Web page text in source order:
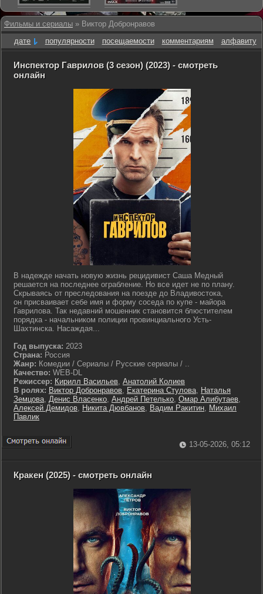
Фильмы и сериалы » Виктор Добронравов
дате
популярности посещаемости комментариям алфавиту
Инспектор Гаврилов (3 сезон) (2023) - смотреть
онлайн
В надежде начать новую жизнь рецидивист Саша Медный
решается на последнее ограбление. Но все идет не по плану.
Скрываясь от преследования на поезде до Владивостока,
он присваивает себе имя и форму соседа по купе - майора
Гаврилова. Так недавний мошенник становится блюстителем
порядка - начальником полиции провинциального Усть-
Шахтинска. Насаждая...
Год выпуска: 2023
Страна: Россия
Жанр: Комедии / Сериалы / Русские сериалы / ..
Качество: WEB-DL
Режиссер: Кирилл Васильев, Анатолий Колиев
В ролях: Виктор Добронравов, Екатерина Стулова, Наталья
Земцова, Денис Власенко, Андрей Петелько, Омар Алибутаев,
Алексей Демидов, Никита Дювбанов, Вадим Ракитин, Михаил
Павлик
13-05-2026, 05:12
Кракен (2025) - смотреть онлайн